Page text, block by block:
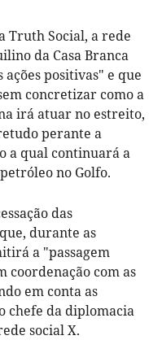
Truth Social, a rede
da Casa Branca
positivas" e que
concretizar como a
irá atuar no estreito,
perante a
a qual continuará a
no Golfo.
das
durante as
a "passagem
coordenação com as
em conta as
chefe da diplomacia
social X.